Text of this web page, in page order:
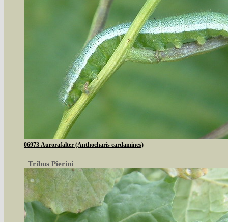
06973 Aurorafalter (Anthocharis cardamines)
Tribus Pierini